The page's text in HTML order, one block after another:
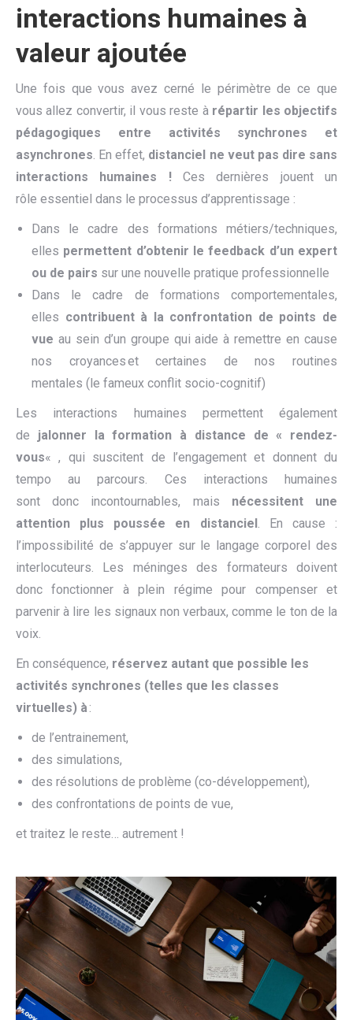
interactions humaines à
valeur ajoutée
Une fois que vous avez cerné le périmètre de ce que
vous allez convertir, il vous reste à répartir les objectifs
pédagogiques entre activités synchrones et
asynchrones. En effet, distanciel ne veut pas dire sans
interactions humaines !Ces dernières jouent un
rôle essentiel dans le processus d’apprentissage :
Dans le cadre des formations métiers/techniques,
elles permettent d’obtenir lefeedback d’un expert
ou de pairs sur une nouvelle pratique professionnelle
Dans le cadre de formations comportementales,
elles contribuent à la confrontation de points de
vue au sein d’un groupe qui aide à remettre en cause
nos croyances et certaines de nos routines
mentales (le fameux conflit socio-cognitif)
Les interactions humaines permettent également
de jalonner la formation à distance de « rendez-
vous« , qui suscitent de l’engagement et donnent du
tempo au parcours. Ces interactions humaines
sont donc incontournables, mais nécessitent une
attention plus poussée
en distanciel. En cause :
l’impossibilité de s’appuyer sur le langage corporel des
interlocuteurs. Les méninges des formateurs doivent
donc fonctionner à plein régime pour compenser et
parvenir à lire les signaux non verbaux, comme le ton de la
voix.
En conséquence, réservez autant que possible les
activités synchrones (telles que les classes
virtuelles) à :
de l’entrainement,
des simulations,
des résolutions de problème (co-développement),
des confrontations de points de vue,
et traitez le reste… autrement !